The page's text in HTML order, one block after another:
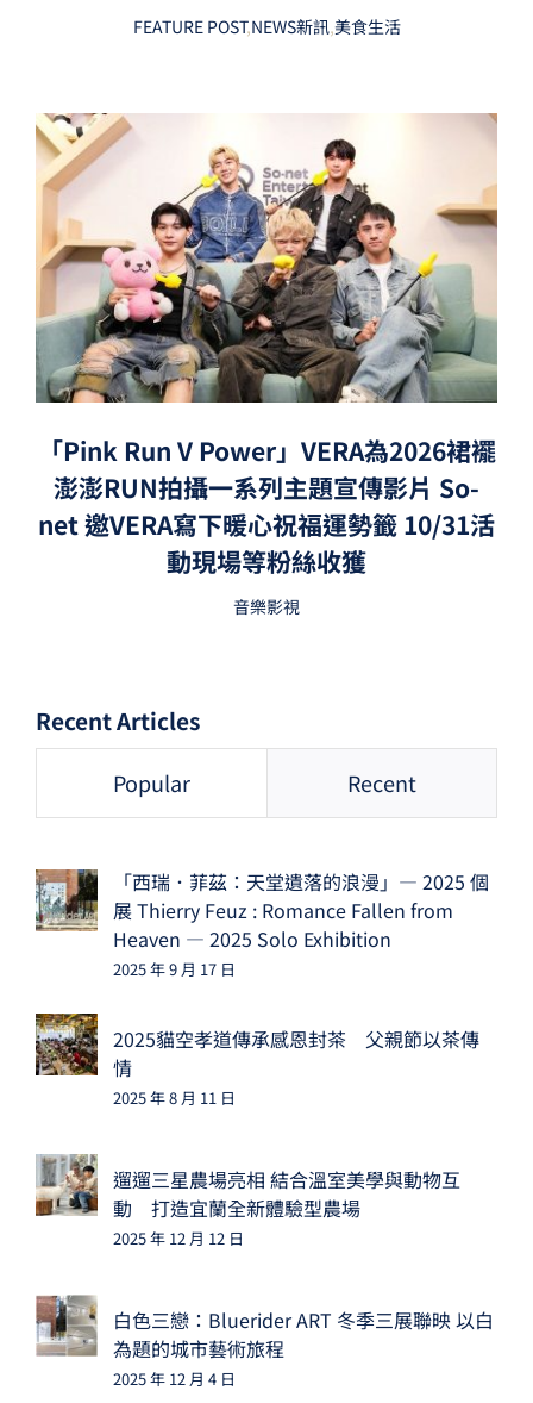
FEATURE POST,NEWS新訊,美食生活
「Pink Run V Power」VERA為2026裙襬
澎澎RUN拍攝一系列主題宣傳影片 So-
net 邀VERA寫下暖心祝福運勢籤 10/31活
動現場等粉絲收獲
音樂影視
Recent Articles
Popular Recent
「西瑞．菲茲：天堂遺落的浪漫」— 2025 個
展 Thierry Feuz : Romance Fallen from
Heaven — 2025 Solo Exhibition
2025 年 9 月 17 日
2025貓空孝道傳承感恩封茶 父親節以茶傳
情
2025 年 8 月 11 日
遛遛三星農場亮相 結合溫室美學與動物互
動 打造宜蘭全新體驗型農場
2025 年 12 月 12 日
白色三戀：Bluerider ART 冬季三展聯映 以白
為題的城市藝術旅程
2025 年 12 月 4 日